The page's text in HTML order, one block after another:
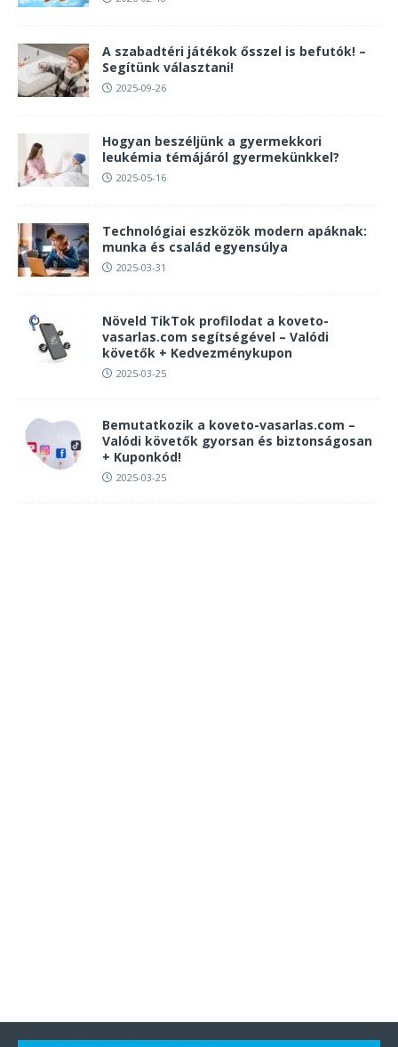
A szabadtéri játékok ősszel is befutók! –
Segítünk választani!
2025-09-26
Hogyan beszéljünk a gyermekkori
leukémia témájáról gyermekünkkel?
2025-05-16
Technológiai eszközök modern apáknak:
munka és család egyensúlya
2025-03-31
Növeld TikTok profilodat a koveto-
vasarlas.com segítségével – Valódi
követők + Kedvezménykupon
2025-03-25
Bemutatkozik a koveto-vasarlas.com –
Valódi követők gyorsan és biztonságosan
+ Kuponkód!
2025-03-25